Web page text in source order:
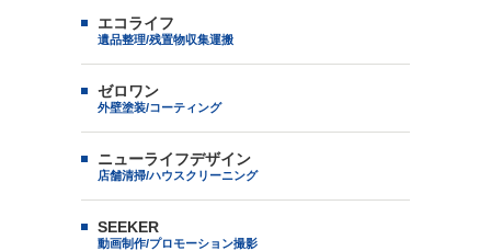
エコライフ
遺品整理/残置物収集運搬
ゼロワン
外壁塗装/コーティング
ニューライフデザイン
店舗清掃/ハウスクリーニング
SEEKER
動画制作/プロモーション撮影